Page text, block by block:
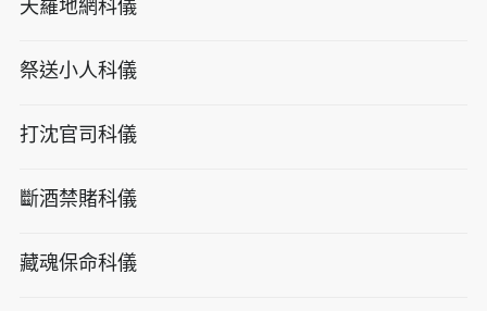
天羅地網科儀
祭送小人科儀
打沈官司科儀
斷酒禁賭科儀
藏魂保命科儀